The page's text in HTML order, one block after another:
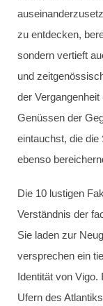
zu entdecken,
sondern vertieft
und
der
Genüssen der
eintauchst, die die
ebenso
Die 10 lustigen
Verständnis der
Sie laden zur
versprechen ein
Identität von Vigo.
Ufern des